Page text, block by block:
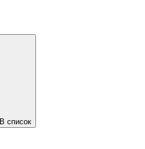
В список